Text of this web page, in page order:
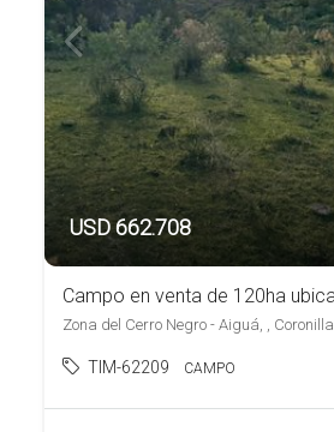
USD 662.708
Zona del Cerro Negro - Aiguá, , Coronilla
TIM-62209 CAMPO